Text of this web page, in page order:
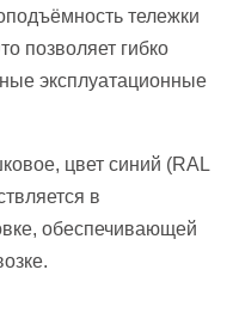
тележки
позволяет гибко
эксплуатационные
цвет синий (RAL
в
обеспечивающей